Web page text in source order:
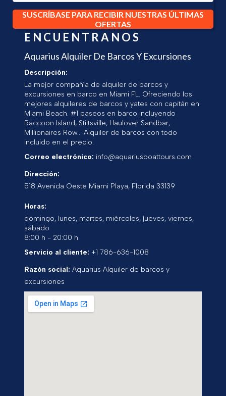
SUSCRÍBASE PARA RECIBIR NUESTRAS ÚLTIMAS
OFERTAS
ENCUENTRANOS
Aquarius Alquiler De Barcos Y Excursiones
Descripción:
La mejor compañía de alquiler de barcos y
excursiones en barco en Miami FL. Ofreciendo los
mejores alquileres de barcos y yates con capitán en
Miami Beach. #1 paseos en barco incluyendo
Raccoon Island, Stiltsville, Haulover Sandbar,
Millionaires Row... Alquiler de barcos con todo
incluido en el precio.
Correo electrónico: info@aquariusboattours.com
Dirección:
518 Avenida Oeste Miami Playa, Florida 33139
Horas:
domingo, lunes, martes, miércoles, jueves, viernes,
sábado
8:00 h - 20:00 h
Servicio al cliente: +1 786-636-1008
Razón social: Aquarius Alquiler de barcos y
excursiones